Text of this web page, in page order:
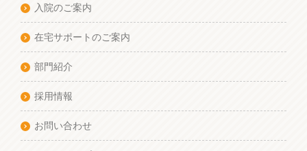
入院のご案内
在宅サポートのご案内
部門紹介
採用情報
お問い合わせ